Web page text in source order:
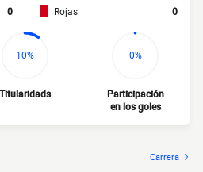
0 Rojas 0
10%
Titularidads
0%
Participación
en los goles
Carrera